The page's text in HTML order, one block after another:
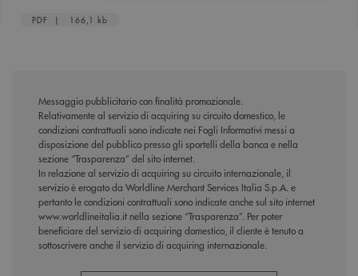
PDF | 166,1 kb
Messaggio pubblicitario con finalità promozionale.
Relativamente al servizio di acquiring su circuito domestico, le
condizioni contrattuali sono indicate nei Fogli Informativi messi a
disposizione del pubblico presso gli sportelli della banca e nella
sezione “Trasparenza” del sito internet.
In relazione al servizio di acquiring su circuito internazionale, il
servizio è erogato da Worldline Merchant Services Italia S.p.A. e
pertanto le condizioni contrattuali sono indicate anche sul sito internet
www.worldlineitalia.it nella sezione “Trasparenza”. Per poter
beneficiare del servizio di acquiring domestico, il cliente è tenuto a
sottoscrivere anche il servizio di acquiring internazionale.